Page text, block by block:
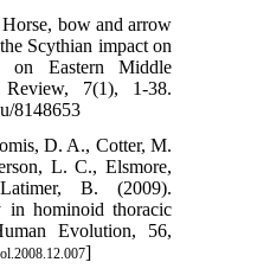
bow and arrow
Scythian impact on
on Eastern Middle
Review, 7(1), 1-38.
8148653
D. A., Cotter, M.
L. C., Elsmore,
B. (2009).
in hominoid thoracic
Evolution, 56,
]